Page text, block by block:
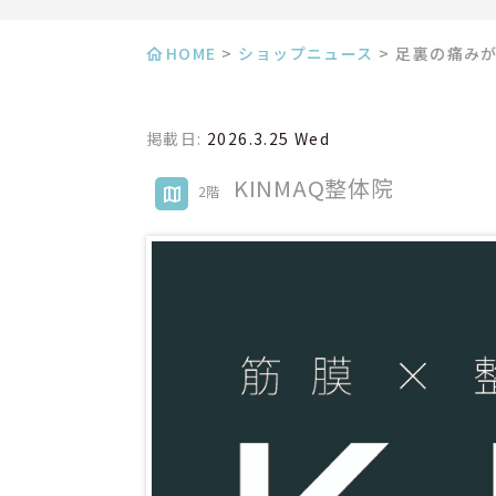
HOME > ショップニュース > 足裏の痛み
掲載日: 2026.3.25 Wed
2階 KINMAQ整体院